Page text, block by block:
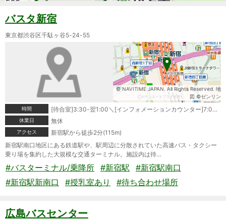
バスタ新宿
東京都渋谷区千駄ヶ谷5-24-55
© NAVITIME JAPAN. All Rights Reserved. 地
図 ©ゼンリン
時間
[待合室]3:30-翌1:00＼[インフォメーションカウンター]7:00-23:00
休業日 無休
アクセス
新宿駅から徒歩2分(115m)
新宿駅南口地区にある鉄道駅や、駅周辺に分散されていた高速バス・タクシー
乗り場を集約した大規模な交通ターミナル。施設内は待…
#バスターミナル/乗降所 #新宿駅
#新宿駅南口
#新宿駅新南口
#授乳室あり #待ち合わせ場所
広島バスセンター